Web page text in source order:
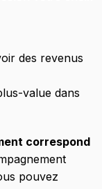
des revenus
value dans
correspond
pouvez